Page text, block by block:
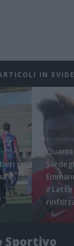
IN
è
il Latte
Sportivo